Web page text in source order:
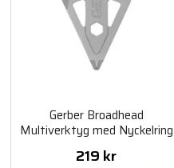
Gerber Broadhead
Multiverktyg med Nyckelring
219 kr